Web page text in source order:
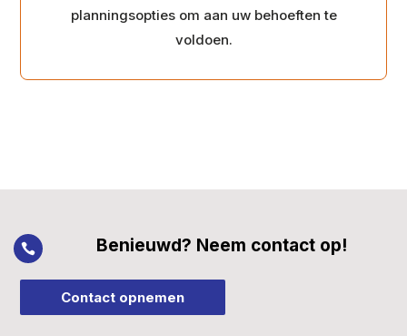
planningsopties om aan uw behoeften te
voldoen.
 Benieuwd? Neem contact op!
Contact opnemen